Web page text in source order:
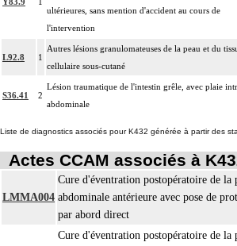
ultérieures, sans mention d'accident au cours de
l'intervention
L92.8 1
Autres lésions granulomateuses de la peau et du
cellulaire sous-cutané
S36.41 2
Lésion traumatique de l'intestin grêle, avec plaie
abdominale
Liste de diagnostics associés pour K432 générée à partir des
Actes CCAM associés à
LMMA004
Cure d'éventration postopératoire de la
abdominale antérieure avec pose de
par abord direct
Cure d'éventration postopératoire de la